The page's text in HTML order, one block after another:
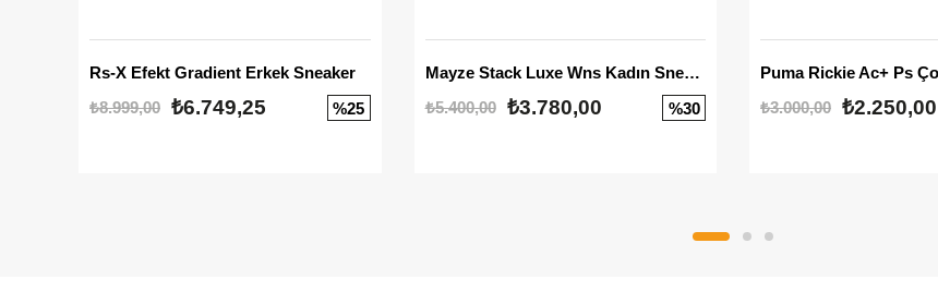
Rs-X Efekt Gradient Erkek Sneaker
₺8.999,00 ₺6.749,25 %25
Mayze Stack Luxe Wns Kadın Sneaker
₺5.400,00
₺3.780,00 %30
Puma Rickie Ac+ Ps
₺3.000,00 ₺2.250,00